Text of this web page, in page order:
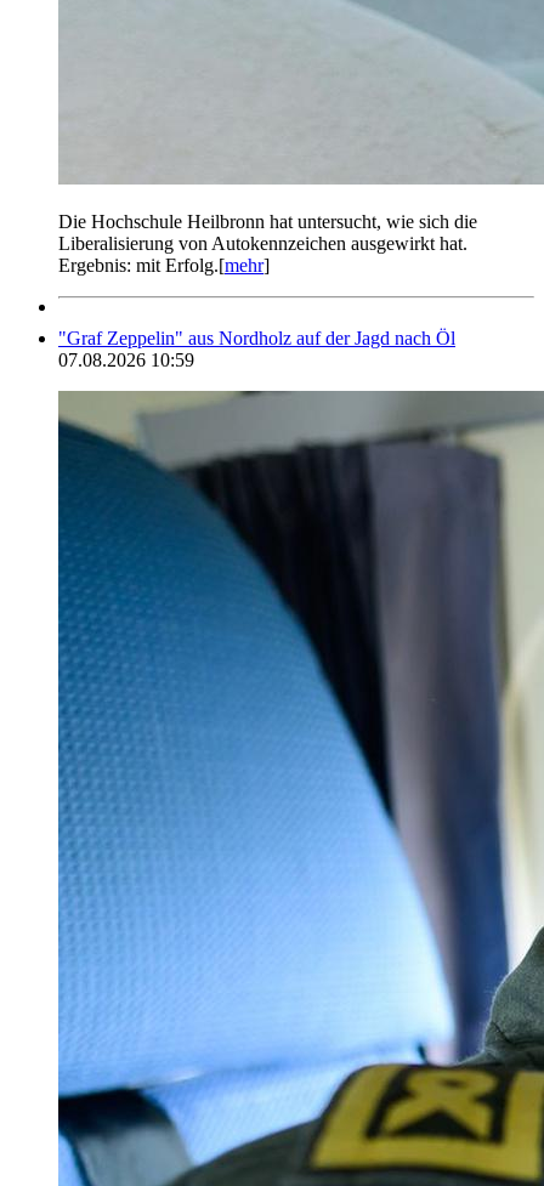
Die Hochschule Heilbronn hat untersucht, wie sich die
Liberalisierung von Autokennzeichen ausgewirkt hat.
Ergebnis: mit Erfolg.[mehr]
"Graf Zeppelin" aus Nordholz auf der Jagd nach Öl
07.08.2026 10:59